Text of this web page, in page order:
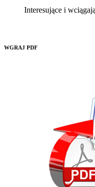
Interesujące i
WGRAJ PDF